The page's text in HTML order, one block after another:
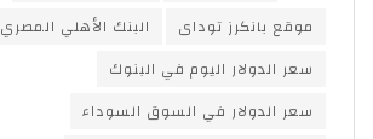
موقع بانكرز توداى
البنك الأهلي المصري
سعر الدولار اليوم في البنوك
سعر الدولار في السوق السوداء